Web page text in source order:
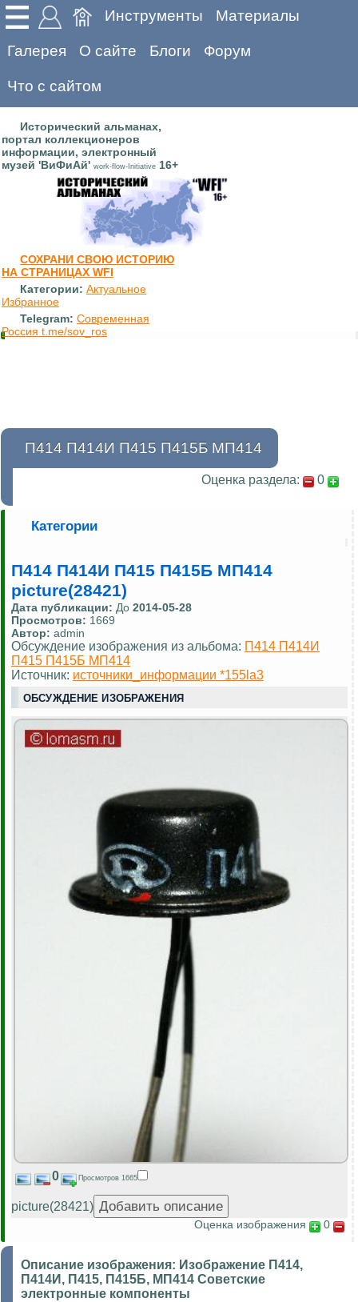
Инструменты Материалы
Галерея О сайте Блоги Форум
Что с сайтом
Исторический альманах,
портал коллекционеров
информации, электронный
музей 'ВиФиАй' work-flow-Initiative 16+
СОХРАНИ СВОЮ ИСТОРИЮ
НА СТРАНИЦАХ WFI
Категории: Актуальное
Избранное
Telegram: Современная
Россия t.me/sov_ros
П414 П414И П415 П415Б МП414
Оценка раздела: 0
Категории
П414 П414И П415 П415Б МП414
picture(28421)
Дата публикации: До 2014-05-28
Просмотров: 1669
Автор: admin
Обсуждение изображения из альбома: П414 П414И
П415 П415Б МП414
Источник: источники_информации *155la3
ОБСУЖДЕНИЕ ИЗОБРАЖЕНИЯ
0 Просмотров 1665
picture(28421)
Оценка изображения 0
Описание изображения: Изображение П414,
П414И, П415, П415Б, МП414 Советские
электронные компоненты